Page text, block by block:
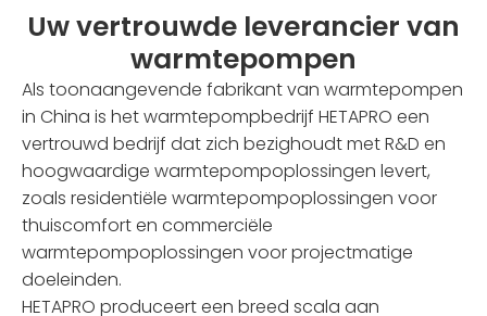
Uw vertrouwde leverancier van
warmtepompen
Als toonaangevende fabrikant van warmtepompen
in China is het warmtepompbedrijf HETAPRO een
vertrouwd bedrijf dat zich bezighoudt met R&D en
hoogwaardige warmtepompoplossingen levert,
zoals residentiële warmtepompoplossingen voor
thuiscomfort en commerciële
warmtepompoplossingen voor projectmatige
doeleinden.
HETAPRO produceert een breed scala aan